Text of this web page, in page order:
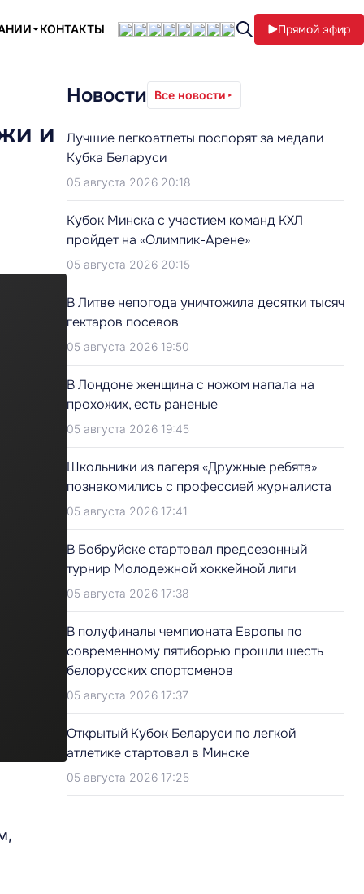
КОНТАКТЫ Прямой эфир
и
Новости Все новости
Лучшие легкоатлеты поспорят за медали
Кубка Беларуси
05 августа 2026 20:18
Кубок Минска с участием команд КХЛ
пройдет на «Олимпик-Арене»
05 августа 2026 20:15
В Литве непогода уничтожила десятки тысяч
гектаров посевов
05 августа 2026 19:50
В Лондоне женщина с ножом напала на
прохожих, есть раненые
05 августа 2026 19:45
Школьники из лагеря «Дружные ребята»
познакомились с профессией журналиста
05 августа 2026 17:41
В Бобруйске стартовал предсезонный
турнир Молодежной хоккейной лиги
05 августа 2026 17:38
В полуфиналы чемпионата Европы по
современному пятиборью прошли шесть
белорусских спортсменов
05 августа 2026 17:37
Открытый Кубок Беларуси по легкой
атлетике стартовал в Минске
05 августа 2026 17:25